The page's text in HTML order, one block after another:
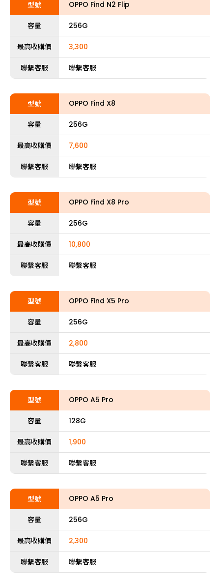
型號 OPPO Find N2 Flip
容量 256G
最高收購價 3,300
聯繫客服 聯繫客服
型號 OPPO Find X8
容量 256G
最高收購價 7,600
聯繫客服 聯繫客服
型號 OPPO Find X8 Pro
容量 256G
最高收購價 10,800
聯繫客服 聯繫客服
型號 OPPO Find X5 Pro
容量 256G
最高收購價 2,800
聯繫客服 聯繫客服
型號 OPPO A5 Pro
容量 128G
最高收購價 1,900
聯繫客服 聯繫客服
型號 OPPO A5 Pro
容量 256G
最高收購價 2,300
聯繫客服 聯繫客服